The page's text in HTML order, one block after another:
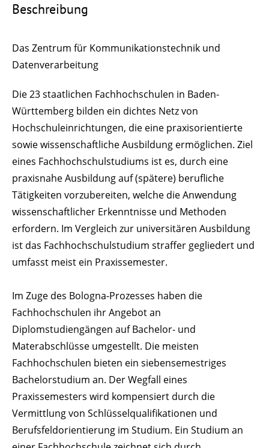
Beschreibung
Das Zentrum für Kommunikationstechnik und
Datenverarbeitung
Die 23 staatlichen Fachhochschulen in Baden-
Württemberg bilden ein dichtes Netz von
Hochschuleinrichtungen, die eine praxisorientierte
sowie wissenschaftliche Ausbildung ermöglichen. Ziel
eines Fachhochschulstudiums ist es, durch eine
praxisnahe Ausbildung auf (spätere) berufliche
Tätigkeiten vorzubereiten, welche die Anwendung
wissenschaftlicher Erkenntnisse und Methoden
erfordern. Im Vergleich zur universitären Ausbildung
ist das Fachhochschulstudium straffer gegliedert und
umfasst meist ein Praxissemester.
Im Zuge des Bologna-Prozesses haben die
Fachhochschulen ihr Angebot an
Diplomstudiengängen auf Bachelor- und
Materabschlüsse umgestellt. Die meisten
Fachhochschulen bieten ein siebensemestriges
Bachelorstudium an. Der Wegfall eines
Praxissemesters wird kompensiert durch die
Vermittlung von Schlüsselqualifikationen und
Berufsfeldorientierung im Studium. Ein Studium an